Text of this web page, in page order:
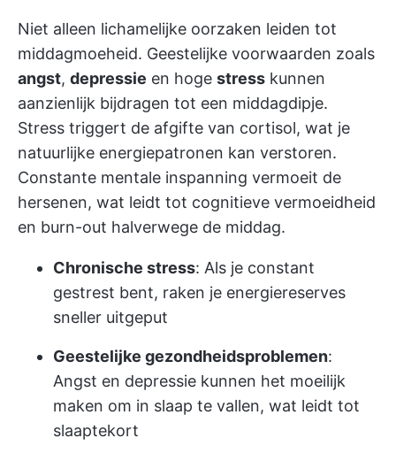
Niet alleen lichamelijke oorzaken leiden tot
middagmoeheid. Geestelijke voorwaarden zoals
angst, depressie en hoge stress kunnen
aanzienlijk bijdragen tot een middagdipje.
Stress triggert de afgifte van cortisol, wat je
natuurlijke energiepatronen kan verstoren.
Constante mentale inspanning vermoeit de
hersenen, wat leidt tot cognitieve vermoeidheid
en burn-out halverwege de middag.
Chronische stress: Als je constant
gestrest bent, raken je energiereserves
sneller uitgeput
Geestelijke gezondheidsproblemen:
Angst en depressie kunnen het moeilijk
maken om in slaap te vallen, wat leidt tot
slaaptekort